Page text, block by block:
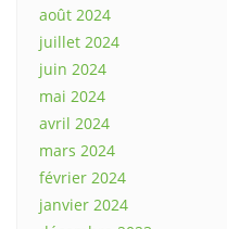
août 2024
juillet 2024
juin 2024
mai 2024
avril 2024
mars 2024
février 2024
janvier 2024